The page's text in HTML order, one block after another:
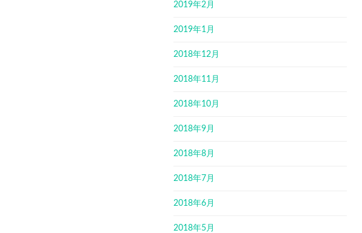
2019年2月
2019年1月
2018年12月
2018年11月
2018年10月
2018年9月
2018年8月
2018年7月
2018年6月
2018年5月